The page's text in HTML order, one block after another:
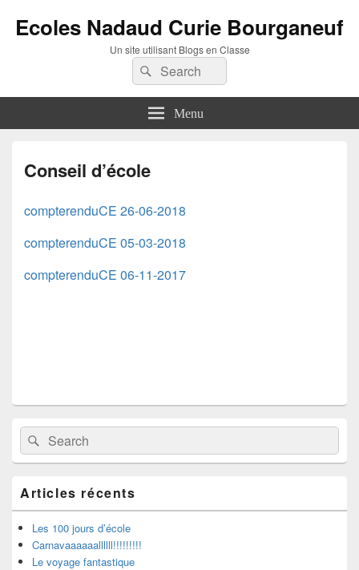
Ecoles Nadaud Curie Bourganeuf
Un site utilisant Blogs en Classe
Search
for:
Search
Menu
Conseil d’école
compterenduCE 26-06-2018
compterenduCE 05-03-2018
compterenduCE 06-11-2017
Primary
Sidebar
Widget
Area
Search
for:
Search
Articles récents
Les 100 jours d’école
Carnavaaaaaallllll!!!!!!!!!
Le voyage fantastique